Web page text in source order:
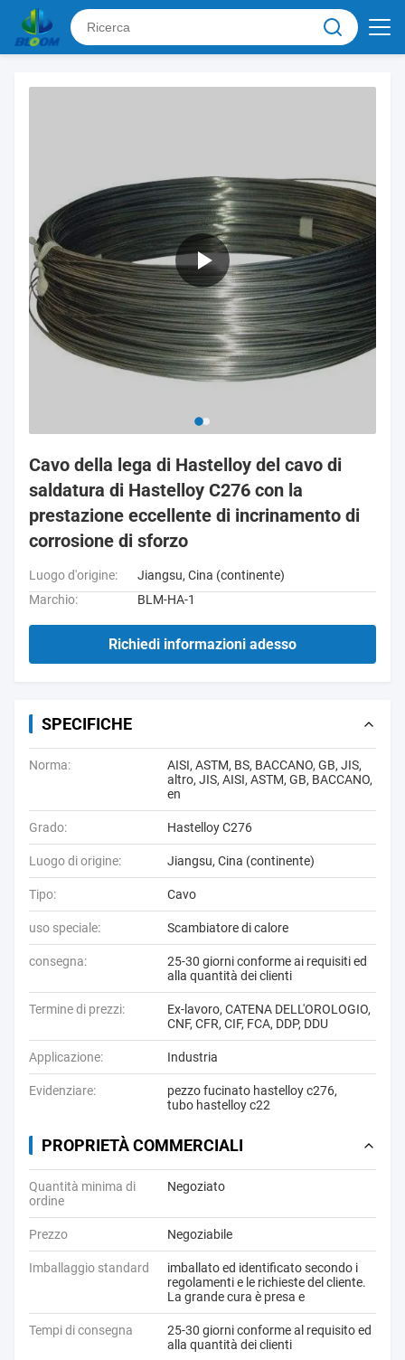
Cavo della lega di Hastelloy del cavo di
saldatura di Hastelloy C276 con la
prestazione eccellente di incrinamento di
corrosione di sforzo
Luogo d'origine:
Jiangsu, Cina (continente)
Marchio:
BLM-HA-1
Richiedi informazioni adesso
SPECIFICHE
Norma:
AISI, ASTM, BS, BACCANO, GB, JIS,
altro, JIS, AISI, ASTM, GB, BACCANO,
en
Grado: Hastelloy C276
Luogo di origine: Jiangsu, Cina (continente)
Tipo: Cavo
uso speciale: Scambiatore di calore
consegna:
25-30 giorni conforme ai requisiti ed
alla quantità dei clienti
Termine di prezzi:
Ex-lavoro, CATENA DELL'OROLOGIO,
CNF, CFR, CIF, FCA, DDP, DDU
Applicazione: Industria
Evidenziare: pezzo fucinato hastelloy c276,
tubo hastelloy c22
PROPRIETÀ COMMERCIALI
Quantità minima di
ordine
Negoziato
Prezzo Negoziabile
Imballaggio standard
imballato ed identificato secondo i
regolamenti e le richieste del cliente.
La grande cura è presa e
Tempi di consegna
25-30 giorni conforme al requisito ed
alla quantità dei clienti